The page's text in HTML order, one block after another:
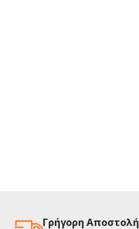
Γρήγορη Αποστολή